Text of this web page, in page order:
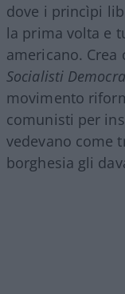
dove i princìpi
la prima volta e
americano.
Socialisti
movimento
comunisti per
vedevano come
borghesia gli